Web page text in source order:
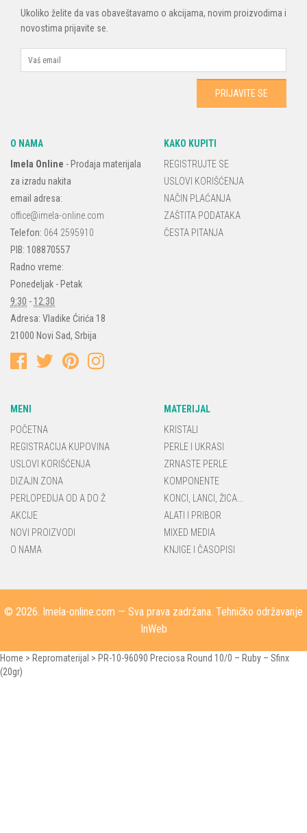
Ukoliko želite da vas obaveštavamo o akcijama, novim proizvodima i
novostima prijavite se.
O NAMA
Imela Online - Prodaja materijala
za izradu nakita
email adresa:
office@imela-online.com
Telefon: 064 2595910
PIB: 108870557
Radno vreme:
Ponedeljak - Petak
9:30 - 12:30
Adresa: Vladike Ćirića 18
21000 Novi Sad, Srbija
KAKO KUPITI
REGISTRUJTE SE
USLOVI KORIŠĆENJA
NAČIN PLAĆANJA
ZAŠTITA PODATAKA
ČESTA PITANJA
MENI
POČETNA
REGISTRACIJA KUPOVINA
USLOVI KORIŠĆENJA
DIZAJN ZONA
PERLOPEDIJA OD A DO Ž
AKCIJE
NOVI PROIZVODI
O NAMA
MATERIJAL
KRISTALI
PERLE I UKRASI
ZRNASTE PERLE
KOMPONENTE
KONCI, LANCI, ŽICA...
ALATI I PRIBOR
MIXED MEDIA
KNJIGE I ČASOPISI
© 2026. Imela-online.com — Sva prava zadržana. Tehničko održavanje
InWeb
Home > Repromaterijal > PR-10-96090 Preciosa Round 10/0 – Ruby – Sfinx
(20gr)